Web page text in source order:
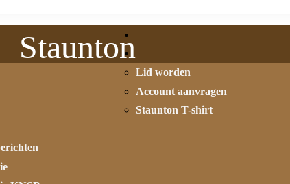
Staunton
Lid worden
Account aanvragen
Staunton T-shirt